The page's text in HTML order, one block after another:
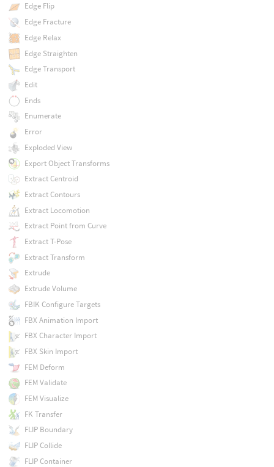
Edge Flip
Edge Fracture
Edge Relax
Edge Straighten
Edge Transport
Edit
Ends
Enumerate
Error
Exploded View
Export Object Transforms
Extract Centroid
Extract Contours
Extract Locomotion
Extract Point from Curve
Extract T-Pose
Extract Transform
Extrude
Extrude Volume
FBIK Configure Targets
FBX Animation Import
FBX Character Import
FBX Skin Import
FEM Deform
FEM Validate
FEM Visualize
FK Transfer
FLIP Boundary
FLIP Collide
FLIP Container